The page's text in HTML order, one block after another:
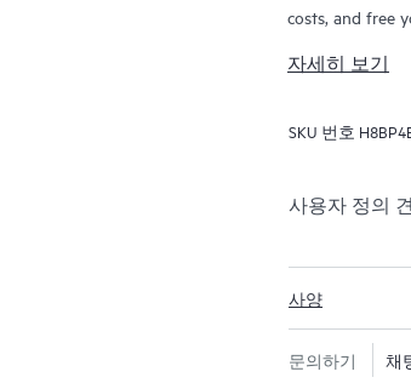
costs, and free
including HPE
analysis of your
Your ASM can
your IT skills to
자세히 보기
SKU 번호
사용자 정의
사양
문의하기 채